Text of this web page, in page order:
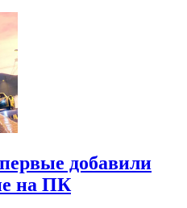
добавили
на ПК